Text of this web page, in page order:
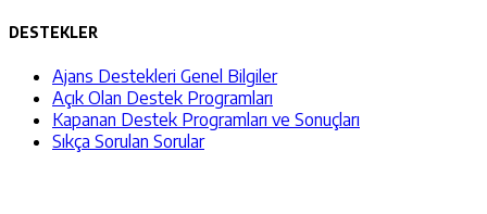
DESTEKLER
Ajans Destekleri Genel Bilgiler
Açık Olan Destek Programları
Kapanan Destek Programları ve Sonuçları
Sıkça Sorulan Sorular